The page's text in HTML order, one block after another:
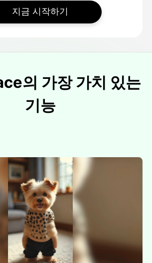
지금 시작하기
의 가장 가치 있는
기능